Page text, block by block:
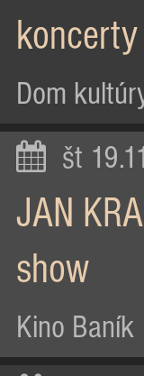
koncerty
Dom
št
JAN
show
Kino Baník